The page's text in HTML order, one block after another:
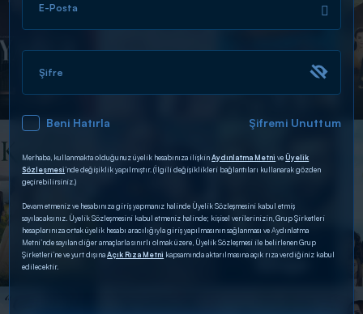
DİĞER SONUÇLAR
E-Posta
Şifre
Beni Hatırla Şifremi Unuttum
Merhaba, kullanmakta olduğunuz üyelik hesabınıza ilişkinAydınlatma Metni veÜyelik
Sözleşmesi’nde değişiklik yapılmıştır. (İlgili değişiklikleri bağlantıları kullanarak gözden
geçirebilirsiniz.)
Devam etmeniz ve hesabınıza giriş yapmanız halinde Üyelik Sözleşmesini kabul etmiş
sayılacaksınız. Üyelik Sözleşmesini kabul etmeniz halinde; kişisel verilerinizin, Grup Şirketleri
hesaplarınıza ortak üyelik hesabı aracılığıyla giriş yapılmasının sağlanması ve Aydınlatma
Metni’nde sayılan diğer amaçlarla sınırlı olmak üzere, Üyelik Sözleşmesi ile belirlenen Grup
Şirketleri’ne ve yurt dışınaAçık Rıza Metni kapsamında aktarılmasına açık rıza verdiğiniz kabul
edilecektir.